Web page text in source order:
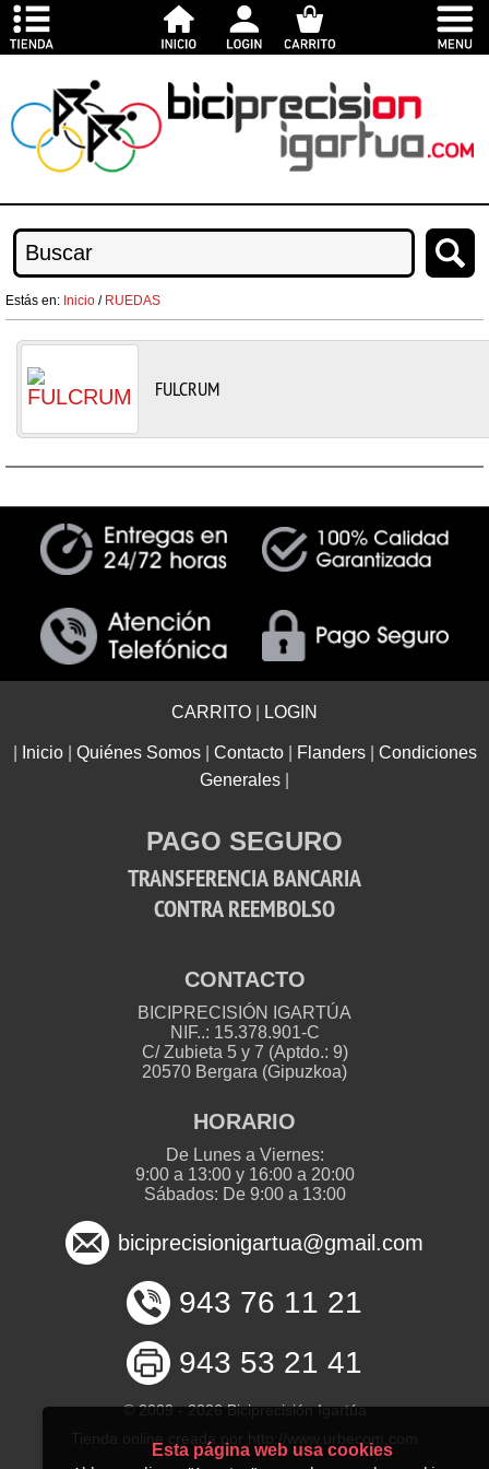
Estás en: Inicio / RUEDAS
FULCRUM
CARRITO LOGIN
Inicio Quiénes Somos Contacto Flanders
Condiciones
Generales
PAGO SEGURO
TRANSFERENCIA BANCARIA
CONTRA REEMBOLSO
CONTACTO
BICIPRECISIÓN IGARTÚA
NIF..: 15.378.901-C
C/ Zubieta 5 y 7 (Aptdo.: 9)
20570 Bergara (Gipuzkoa)
HORARIO
De Lunes a Viernes:
9:00 a 13:00 y 16:00 a 20:00
Sábados: De 9:00 a 13:00
biciprecisionigartua@gmail.com
943 76 11 21
943 53 21 41
© 2009 -2026 Biciprecisión Igartúa
Tienda online creada por http://www.urbecom.com
Esta página web usa cookies